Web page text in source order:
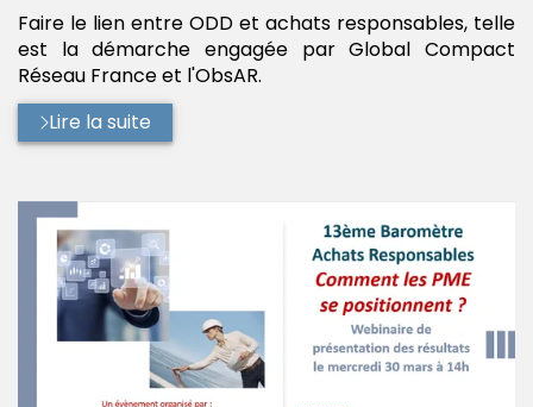
Faire le lien entre ODD et achats responsables, telle
est la démarche engagée par Global Compact
Réseau France et l'ObsAR.
Lire la suite